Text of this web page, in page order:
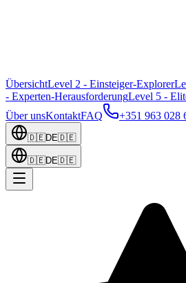
ÜbersichtLevel 2 - Einsteiger-Explorer
- Experten-HerausforderungLevel 5 -
Über unsKontaktFAQ +351 963 028
🇩🇪DE🇩🇪
🇩🇪DE🇩🇪